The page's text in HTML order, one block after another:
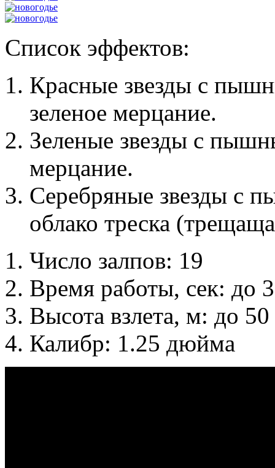
Список эффектов:
Красные звезды с
зеленое мерцание.
Зеленые звезды с
мерцание.
Серебряные звезды с
облако треска
Число залпов: 19
Время работы, сек: до
Высота взлета, м: до 50
Калибр: 1.25 дюйма